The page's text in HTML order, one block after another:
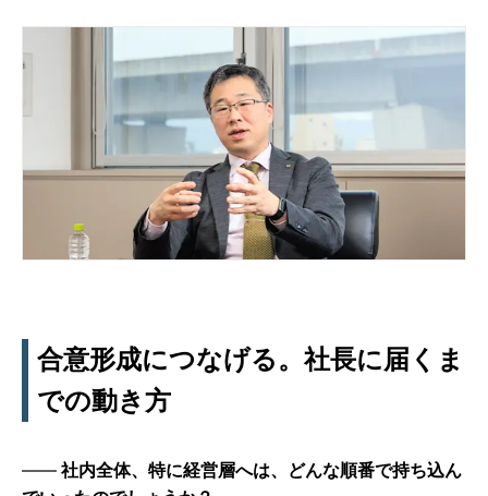
合意形成につなげる。社長に届くま
での動き方
社内全体、特に経営層へは、どんな順番で持ち込ん